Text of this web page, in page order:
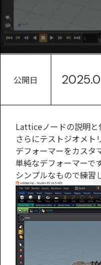
公開日
Latticeノードの説明と
さらにテストジオメト
デフォーマーをカスタ
単純なデフォーマーで
シンプルなもので練習